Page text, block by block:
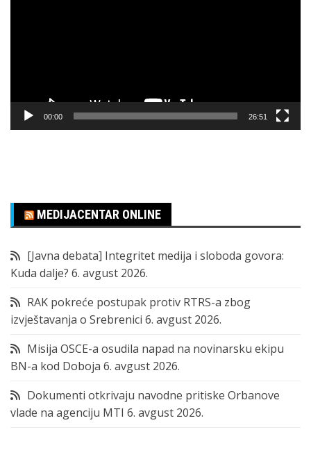
00:00 26:51
MEDIJACENTAR ONLINE
[Javna debata] Integritet medija i sloboda govora:
Kuda dalje? 6. avgust 2026.
RAK pokreće postupak protiv RTRS-a zbog
izvještavanja o Srebrenici 6. avgust 2026.
Misija OSCE-a osudila napad na novinarsku ekipu
BN-a kod Doboja 6. avgust 2026.
Dokumenti otkrivaju navodne pritiske Orbanove
vlade na agenciju MTI 6. avgust 2026.